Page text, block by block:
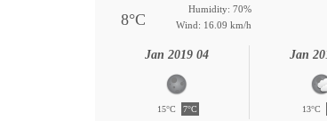
8°C
Humidity: 70%
Wind: 16.09 km/h
04 Jan 2019
15°C 7°C 13°C